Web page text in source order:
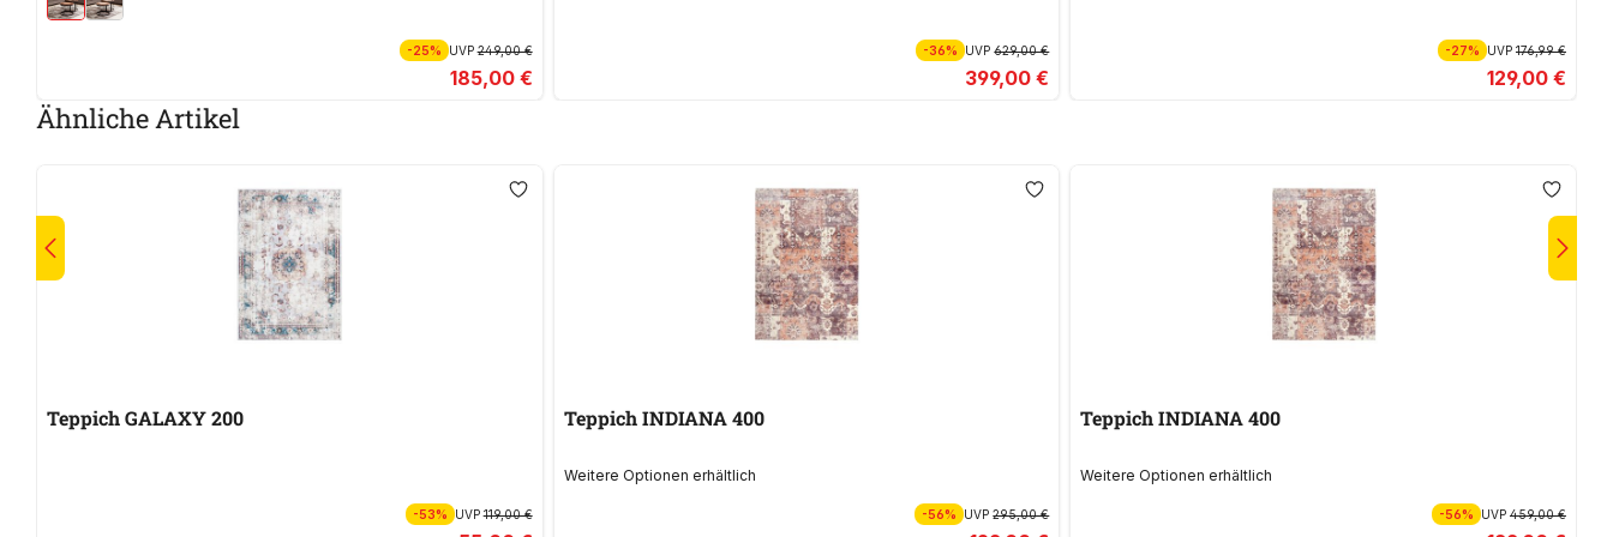
-25% UVP249,00 €
185,00 €
-36% UVP629,00 €
399,00 €
-27% UVP 176,99 €
129,00 €
Ähnliche Artikel
Teppich GALAXY 200
-53% UVP119,00 €
Teppich INDIANA 400
Weitere Optionen erhältlich
-56% UVP295,00 €
Teppich INDIANA 400
Weitere Optionen erhältlich
-56% UVP 459,00 €